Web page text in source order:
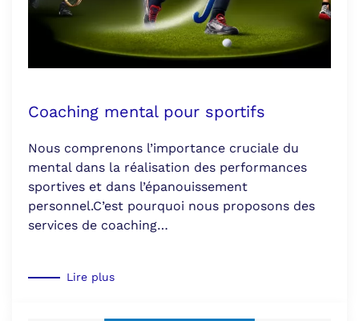
Coaching mental pour sportifs
Nous comprenons l’importance cruciale du
mental dans la réalisation des performances
sportives et dans l’épanouissement
personnel.C’est pourquoi nous proposons des
services de coaching…
Lire plus